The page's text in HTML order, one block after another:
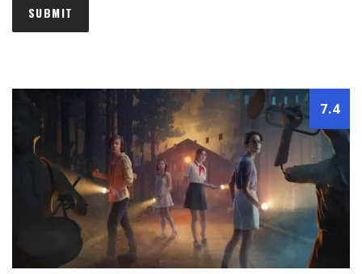
7.4